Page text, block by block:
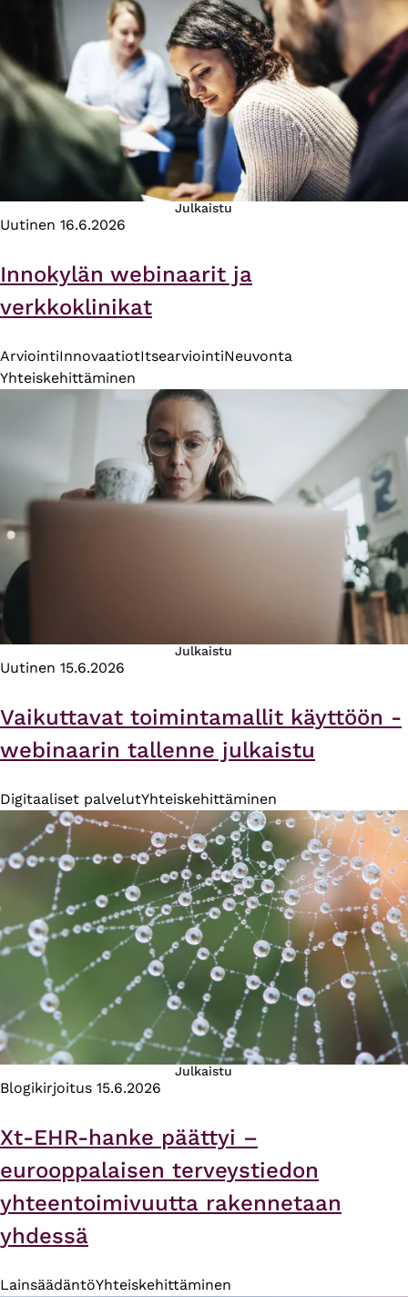
Julkaistu
Uutinen 16.6.2026
Innokylän webinaarit ja
verkkoklinikat
ArviointiInnovaatiotItsearviointiNeuvonta
Yhteiskehittäminen
Julkaistu
Uutinen 15.6.2026
Vaikuttavat toimintamallit käyttöön -
webinaarin tallenne julkaistu
Digitaaliset palvelutYhteiskehittäminen
Julkaistu
Blogikirjoitus 15.6.2026
Xt-EHR-hanke päättyi –
eurooppalaisen terveystiedon
yhteentoimivuutta rakennetaan
yhdessä
LainsäädäntöYhteiskehittäminen